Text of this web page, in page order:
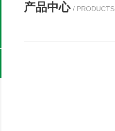
产品中心 / PRODUCTS